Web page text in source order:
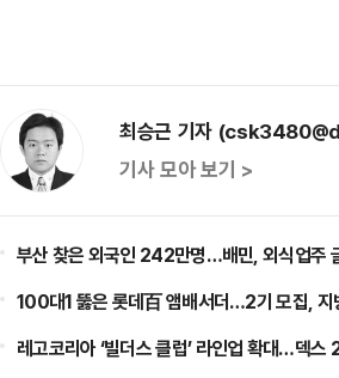
최승근 기자
기사 모아 보기 >
부산 찾은 외국인 242만명…배민, 외식업주
100대1 뚫은 롯데百 앰배서더…2기 모집, 지
레고코리아 ‘빌더스 클럽’ 라인업 확대…덱스